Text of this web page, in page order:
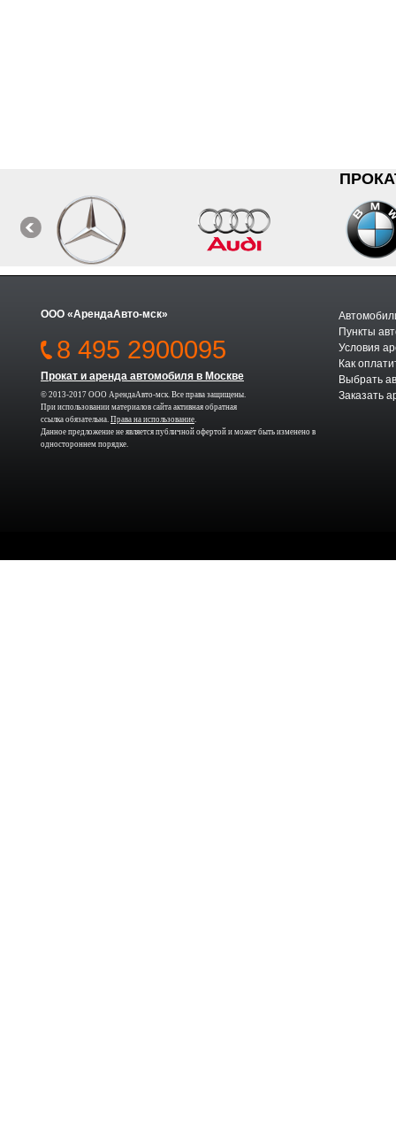
ООО «АрендаАвто-мск»
8 495 2900095
Прокат и аренда автомобиля в Москве
© 2013-2017 ООО АрендаАвто-мск. Все права защищены.
При использовании материалов сайта активная обратная
ссылка обязательна. Права на использование.
Данное предложение не является публичной офертой и может быть изменено в
одностороннем порядке.
Пункты
Условия
Как
Выбрать
Заказать